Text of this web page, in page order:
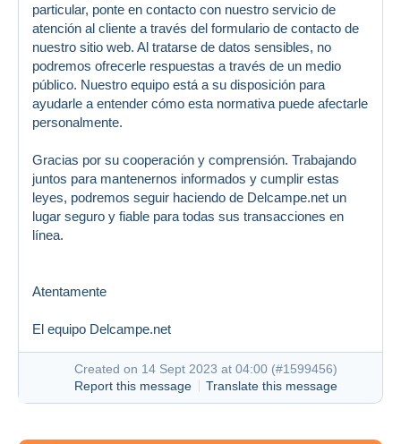
particular, ponte en contacto con nuestro servicio de
atención al cliente a través del formulario de contacto de
nuestro sitio web. Al tratarse de datos sensibles, no
podremos ofrecerle respuestas a través de un medio
público. Nuestro equipo está a su disposición para
ayudarle a entender cómo esta normativa puede afectarle
personalmente.
Gracias por su cooperación y comprensión. Trabajando
juntos para mantenernos informados y cumplir estas
leyes, podremos seguir haciendo de Delcampe.net un
lugar seguro y fiable para todas sus transacciones en
línea.
Atentamente
El equipo Delcampe.net
Created on 14 Sept 2023 at 04:00 (#1599456)
Report this message
Translate this message